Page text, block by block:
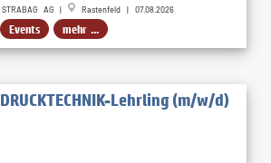
STRABAG AG | Rastenfeld | 07.08.2026
Events mehr ...
DRUCKTECHNIK-Lehrling (m/w/d)